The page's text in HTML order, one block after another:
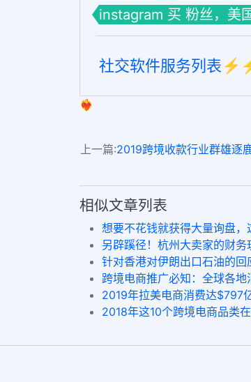
instagram 买 粉丝，美
社交软件服务列表
❤️‍🔥
上一篇:2019跨境收款行业群雄逐
相似文章列表
想要不花钱就获得大量询盘，
另辟蹊径！杭州大卖家的财务
针对香港对伊朗出口石油的回
跨境电商推广必知：全球各地
2019年拉美电商消费达$797
2018年这10个跨境电商品类